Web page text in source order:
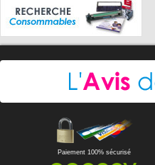
Paiement 100% sécurisé